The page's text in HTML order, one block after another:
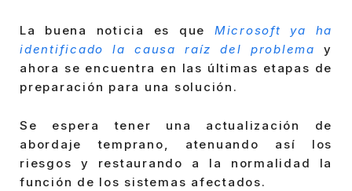
La buena noticia es que
Microsoft ya ha
identificado la causa raíz del problema
y
ahora se encuentra en las últimas etapas de
preparación para una solución.
Se espera tener una actualización de
abordaje temprano, atenuando así los
riesgos y restaurando a la normalidad la
función de los sistemas afectados.